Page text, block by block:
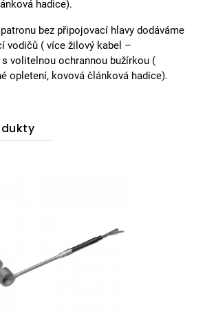
hadice).
bez připojovací hlavy dodáváme
vodičů ( více žilový kabel –
volitelnou ochrannou bužírkou (
opletení, kovová článková hadice).